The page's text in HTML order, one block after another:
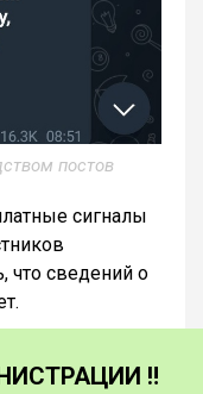
постов
сигналы
что сведений о
‼️